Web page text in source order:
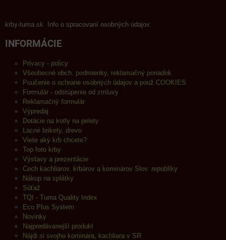
krby-tuma.sk Info o spracovaní osobných údajov.
INFORMÁCIE
Privacy - policy
Všeobecné obch. podmienky, reklamačný poriadok
Poučenie o ochrane osobných údajov a použ.COOKIES
Formulár - odstúpenie od zmluvy
Reklamačný formulár
Výpredaj
Dotácie na kotly na pelety
Lacné brikety, drevo
Viete aký krb chcete?
Top foto krby
Výstavy a prezentácie
Cech kachliarov, krbárov a kominárov Slov. republiky
Nákup na splátky
Súťaž
TQI - Tuma Quality Index
Eco Plus System
Novinky
Najpredávanejší produkt
Nájdi si svojho kominára, kachliara v SR